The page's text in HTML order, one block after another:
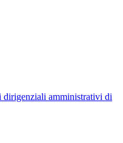
amministrativi di